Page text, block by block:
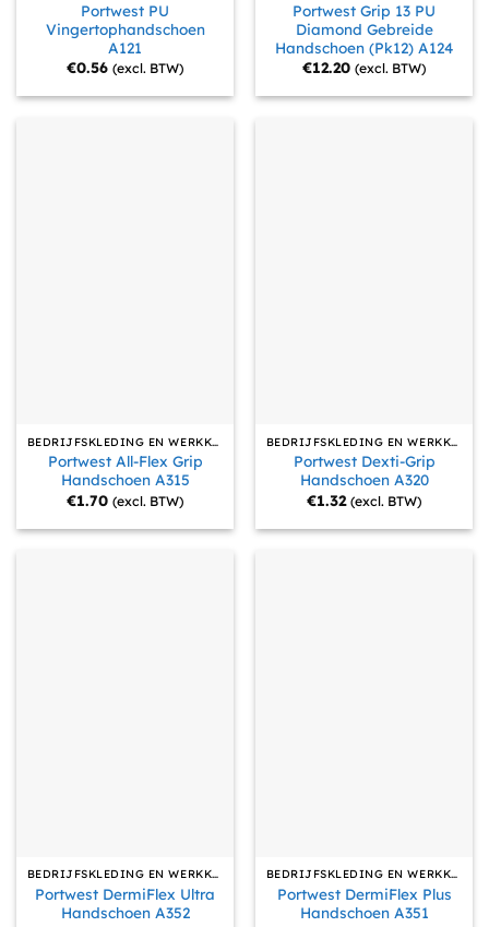
Portwest PU
Vingertophandschoen
A121
€0.56 (excl. BTW)
Portwest Grip 13 PU
Diamond Gebreide
Handschoen (Pk12) A124
€12.20 (excl. BTW)
BEDRIJFSKLEDING EN WERKKLEDING
Portwest All-Flex Grip
Handschoen A315
€1.70 (excl. BTW)
BEDRIJFSKLEDING EN WERKKLEDING
Portwest Dexti-Grip
Handschoen A320
€1.32 (excl. BTW)
BEDRIJFSKLEDING EN WERKKLEDING
Portwest DermiFlex Ultra
Handschoen A352
BEDRIJFSKLEDING EN WERKKLEDING
Portwest DermiFlex Plus
Handschoen A351